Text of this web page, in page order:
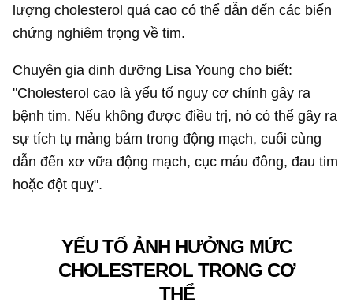
lượng cholesterol quá cao có thể dẫn đến các biến
chứng nghiêm trọng về tim.
Chuyên gia dinh dưỡng Lisa Young cho biết:
"Cholesterol cao là yếu tố nguy cơ chính gây ra
bệnh tim. Nếu không được điều trị, nó có thể gây ra
sự tích tụ mảng bám trong động mạch, cuối cùng
dẫn đến xơ vữa động mạch, cục máu đông, đau tim
hoặc đột quỵ".
YẾU TỐ ẢNH HƯỞNG MỨC
CHOLESTEROL TRONG CƠ
THỂ